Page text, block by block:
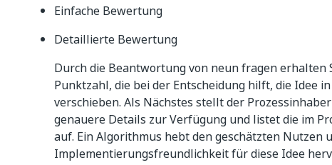
Einfache Bewertung
Detaillierte Bewertung
Durch die Beantwortung von neun fragen erhalten
Punktzahl, die bei der Entscheidung hilft, die Idee
verschieben. Als Nächstes stellt der
genauere Details zur Verfügung und listet die im
auf. Ein Algorithmus hebt den geschätzten Nutzen
Implementierungsfreundlichkeit für diese Idee